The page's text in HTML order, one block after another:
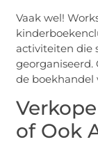
Vaak wel!
activiteiten die
georganiseerd.
de boekhandel
of Ook